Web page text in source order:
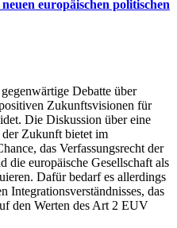
europäischen politischen
Debatte über
Zukunftsvisionen für
Die Diskussion über eine
der Zukunft bietet im
das Verfassungsrecht der
die europäische Gesellschaft als
Dafür bedarf es allerdings
Integrationsverständnisses, das
den Werten des Art 2 EUV